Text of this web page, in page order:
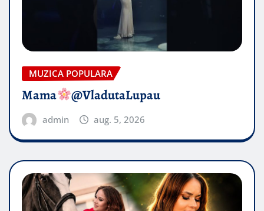
MUZICA POPULARA
Mama @VladutaLupau
admin aug. 5, 2026